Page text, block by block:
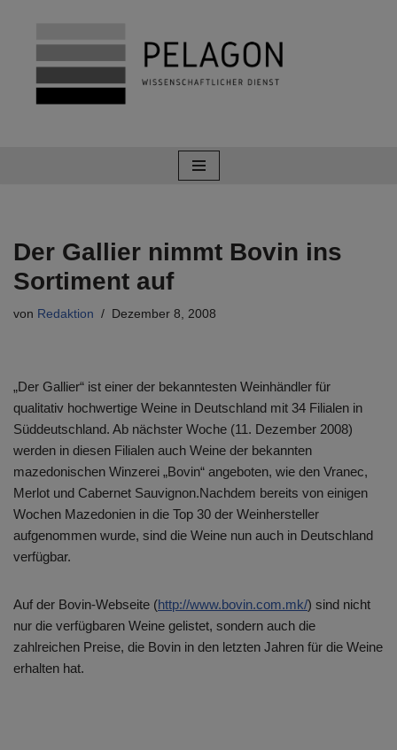
Zum
Inhalt
springen
Der Gallier nimmt Bovin ins
Sortiment auf
von Redaktion Dezember 8, 2008
„Der Gallier“ ist einer der bekanntesten Weinhändler für
qualitativ hochwertige Weine in Deutschland mit 34 Filialen in
Süddeutschland. Ab nächster Woche (11. Dezember 2008)
werden in diesen Filialen auch Weine der bekannten
mazedonischen Winzerei „Bovin“ angeboten, wie den Vranec,
Merlot und Cabernet Sauvignon.Nachdem bereits von einigen
Wochen Mazedonien in die Top 30 der Weinhersteller
aufgenommen wurde, sind die Weine nun auch in Deutschland
verfügbar.
Auf der Bovin-Webseite (http://www.bovin.com.mk/) sind nicht
nur die verfügbaren Weine gelistet, sondern auch die
zahlreichen Preise, die Bovin in den letzten Jahren für die Weine
erhalten hat.